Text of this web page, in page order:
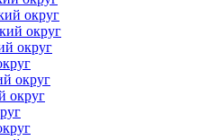
округ
округ
округ
округ
округ